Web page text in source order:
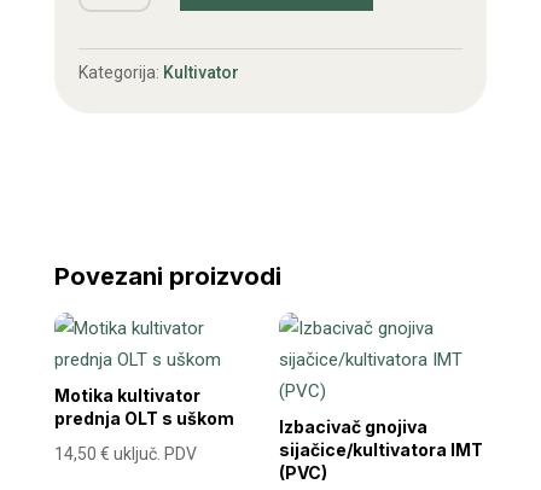
Desna
IMT-
Kategorija: Kultivator
Povezani proizvodi
Motika kultivator
prednja OLT s uškom
14,50 € uključ. PDV
Izbacivač gnojiva
sijačice/kultivatora IMT
(PVC)